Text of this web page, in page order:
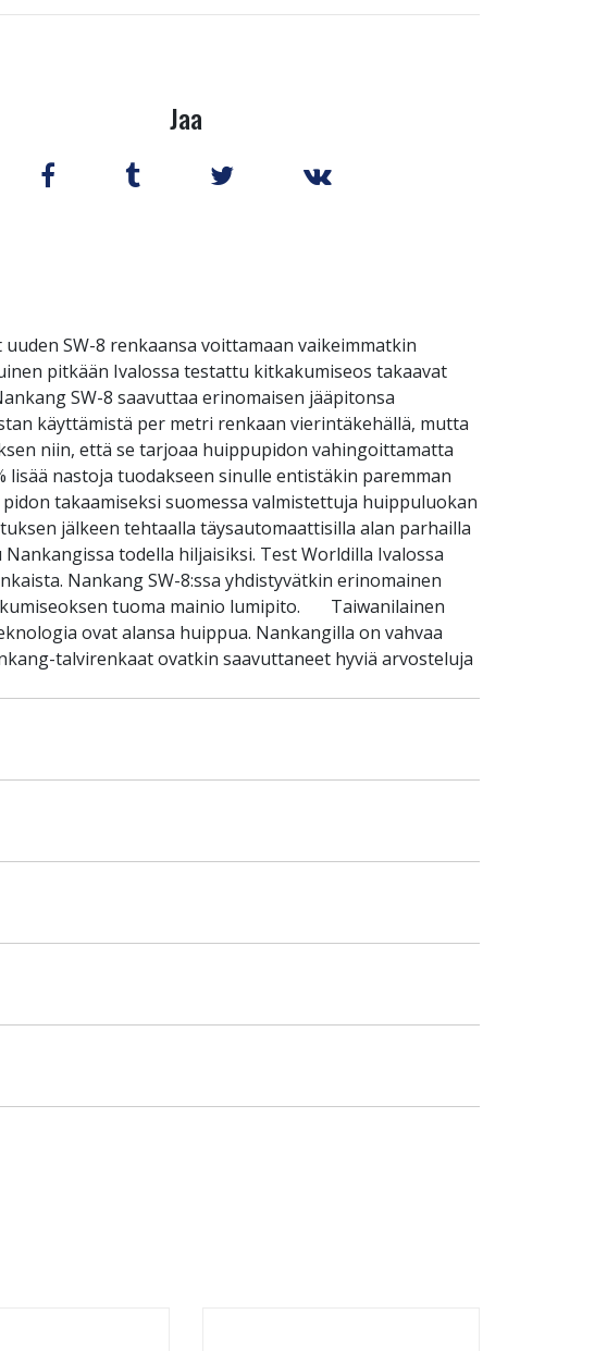
Jaa
SW-8 renkaansa voittamaan vaikeimmatkin
pitkään Ivalossa testattu kitkakumiseos takaavat
SW-8 saavuttaa erinomaisen jääpitonsa
käyttämistä per metri renkaan vierintäkehällä, mutta
niin, että se tarjoaa huippupidon vahingoittamatta
nastoja tuodakseen sinulle entistäkin paremman
takaamiseksi suomessa valmistettuja huippuluokan
jälkeen tehtaalla täysautomaattisilla alan parhailla
todella hiljaisiksi. Test Worldilla Ivalossa
Nankang SW-8:ssa yhdistyvätkin erinomainen
tuoma mainio lumipito. Taiwanilainen
ovat alansa huippua. Nankangilla on vahvaa
talvirenkaat ovatkin saavuttaneet hyviä arvosteluja